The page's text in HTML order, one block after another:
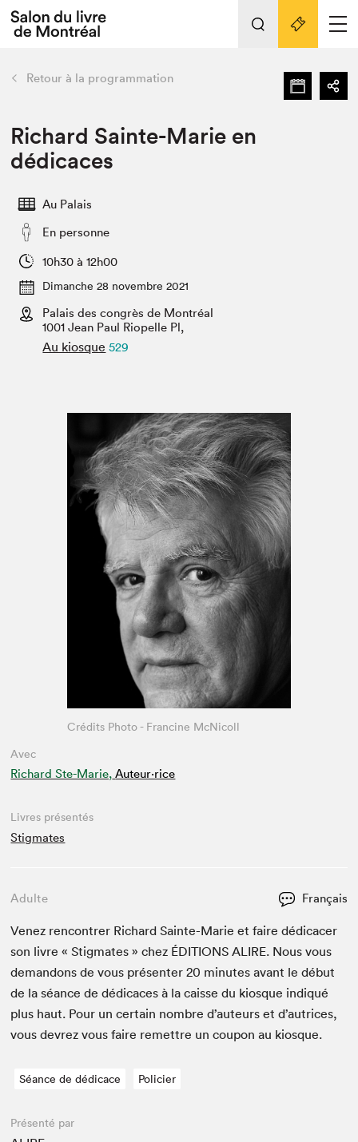
Espace médias
Espace exposant⋅e⋅s
Tout sur l'édition 2022
Actualités
Club de lecture Braindate
retour Nos activités
Édition 2022
Planifier sa visite
Nous connaître
Projets partenaires 2022
Archives
Liens pratiques
Retour à la programmation
Richard Sainte-Marie en
dédicaces
Au Palais
En personne
10h30 à 12h00
Dimanche 28 novembre 2021
Palais des congrès de Montréal
1001 Jean Paul Riopelle Pl,
Au kiosque 529
Avec
Richard Ste-Marie, Auteur·rice
Crédits Photo - Francine McNicoll
Livres présentés
Stigmates
Adulte Français
Venez ren­con­tr­er Richard Sainte-Marie et faire dédi­cac­er
son livre « Stig­mates » chez ÉDI­TIONS ALIRE. Nous vous
deman­dons de vous présen­ter20 min­utes avant le début
de la séance de dédi­caces à la caisse du kiosque indiqué
plus haut. Pour un cer­tain nom­bre d’auteurs et d’autrices,
vous devrez vous faire remet­tre un coupon au kiosque.
Séance de dédicace Policier
Présenté par